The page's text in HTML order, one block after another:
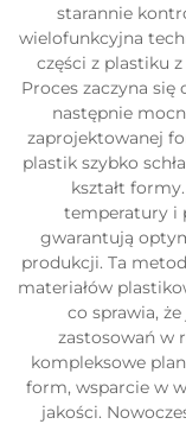
starannie
wielofunkcyjna
części z plastiku
Proces zaczyna
następnie
zaprojektowanej
plastik szybko
kształt
temperatury i
gwarantują
produkcji. Ta
materiałów
co sprawia,
zastosowań w
kompleksowe
form, wsparcie w
jakości.